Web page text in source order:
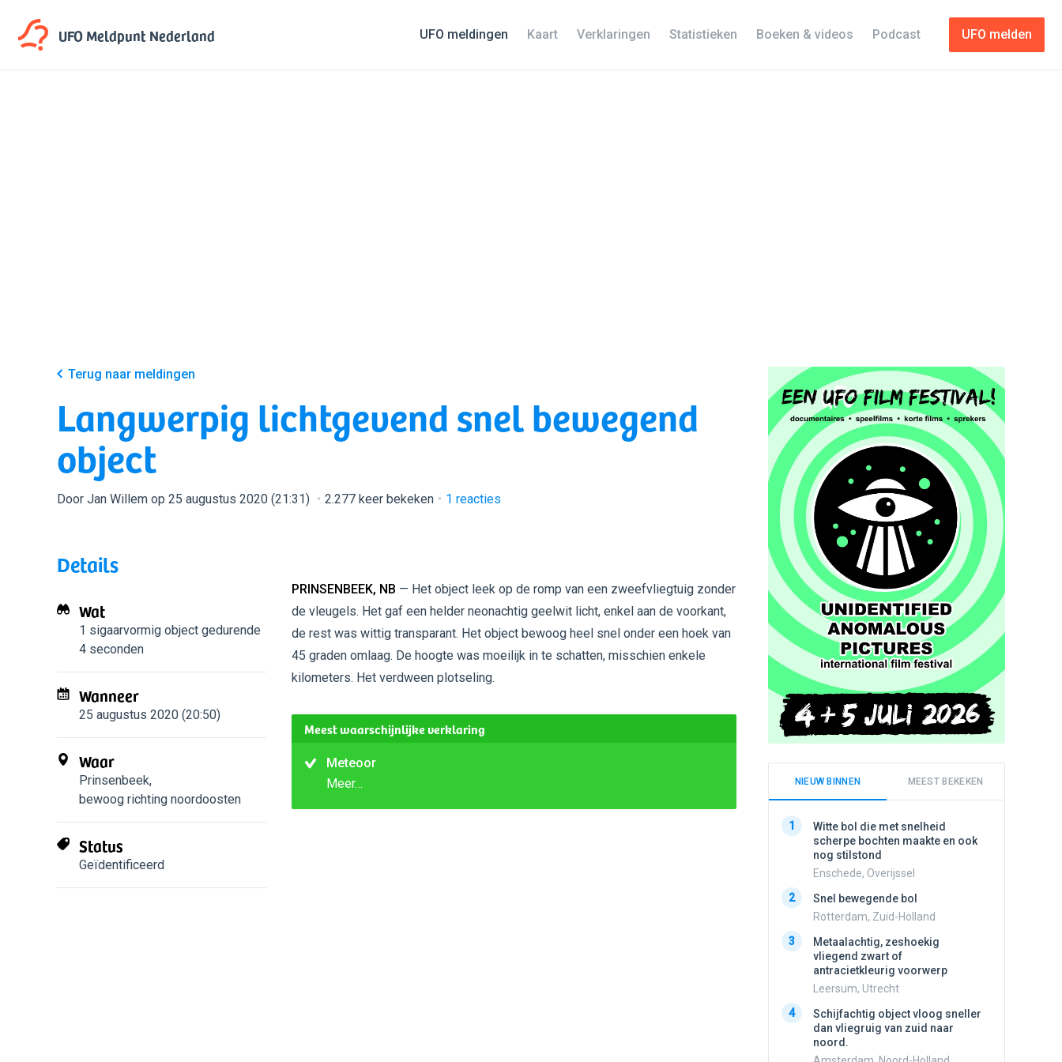
UFO MeldpuntNederland UFO melden
UFO meldingen Kaart Verklaringen Statistieken Boeken & videos Podcast
Terug naar meldingen
Langwerpig lichtgevend snel bewegend
object
Door Jan Willem op 25 augustus 2020 (21:31) 2.277 keer bekeken 1 reacties
Details
Wat
1 sigaarvormig object gedurende
4 seconden
Wanneer
25 augustus 2020 (20:50)
Waar
Prinsenbeek,
bewoog richting noordoosten
Status
Geïdentificeerd
PRINSENBEEK, NB — Het object leek op de romp van een zweefvliegtuig zonder
de vleugels. Het gaf een helder neonachtig geelwit licht, enkel aan de voorkant,
de rest was wittig transparant. Het object bewoog heel snel onder een hoek van
45 graden omlaag. De hoogte was moeilijk in te schatten, misschien enkele
kilometers. Het verdween plotseling.
Meest waarschijnlijke verklaring
Meteoor
Meer…
NIEUW BINNEN MEEST BEKEKEN
1
Witte bol die met snelheid
scherpe bochten maakte en ook
nog stilstond
Enschede, Overijssel
2
Snel bewegende bol
Rotterdam, Zuid-Holland
3
Metaalachtig, zeshoekig
vliegend zwart of
antracietkleurig voorwerp
Leersum, Utrecht
4
Schijfachtig object vloog sneller
dan vliegruig van zuid naar
noord.